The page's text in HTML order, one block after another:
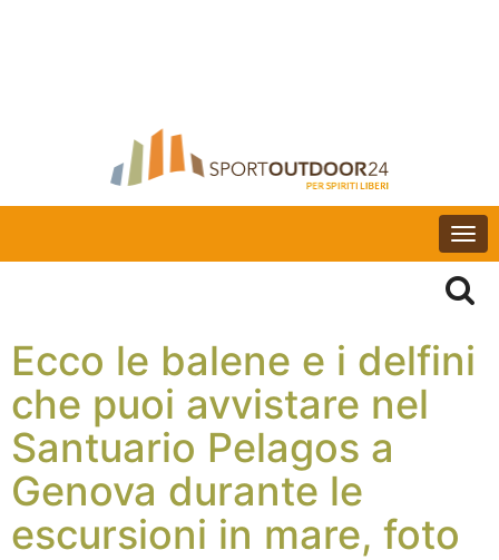
Ecco le balene e i delfini
che puoi avvistare nel
Santuario Pelagos a
Genova durante le
escursioni in mare, foto